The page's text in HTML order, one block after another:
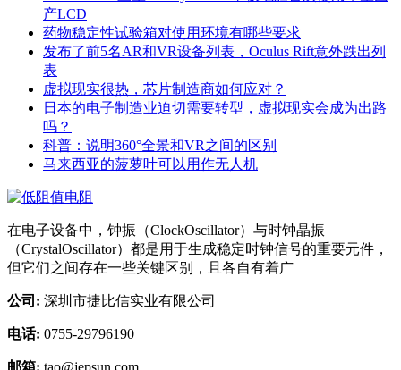
产LCD
药物稳定性试验箱对使用环境有哪些要求
发布了前5名AR和VR设备列表，Oculus Rift意外跌出列
表
虚拟现实很热，芯片制造商如何应对？
日本的电子制造业迫切需要转型，虚拟现实会成为出路
吗？
科普：说明360°全景和VR之间的区别
马来西亚的菠萝叶可以用作无人机
在电子设备中，钟振（ClockOscillator）与时钟晶振
（CrystalOscillator）都是用于生成稳定时钟信号的重要元件，
但它们之间存在一些关键区别，且各自有着广
公司: 深圳市捷比信实业有限公司
电话: 0755-29796190
邮箱: tao@jepsun.com